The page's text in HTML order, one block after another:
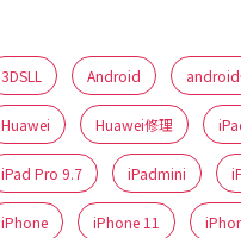
3DSLL Android android
Huawei Huawei修理
iPad Pro 9.7 iPadmini
iPhone iPhone 11